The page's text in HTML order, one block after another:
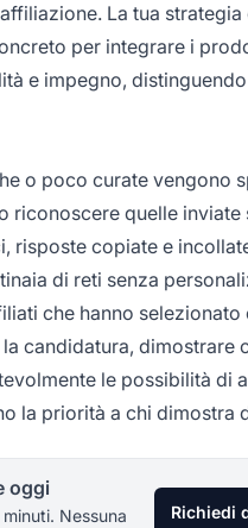
La tua
per integrare i
e impegno,
o poco curate vengono
riconoscere quelle
risposte copiate e
di reti senza
che hanno
candidatura,
le possibilità di
la priorità a chi dimostra
oggi
Nessuna
Richiedi